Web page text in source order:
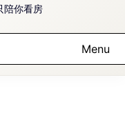
陪你看房
Menu